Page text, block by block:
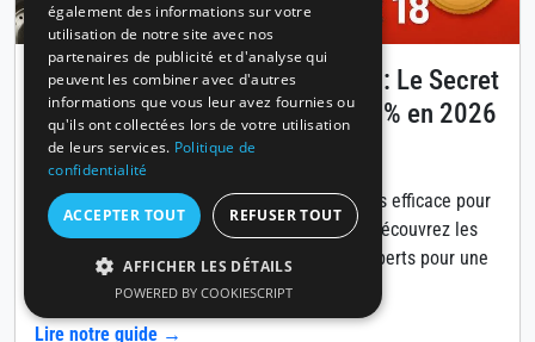
Isolation des combles à Annecy : Le Secret
pour Réduire Vos Factures de 30% en 2026
Publié le 14 avril 2026
L'isolation des combles est la solution la plus efficace pour
diminuer vos coûts énergétiques à Annecy. Découvrez les
matériaux, aides financières et conseils d'experts pour une
rénovation réussie.
Lire notre guide →
également des informations sur votre
utilisation de notre site avec nos
partenaires de publicité et d'analyse qui
peuvent les combiner avec d'autres
informations que vous leur avez fournies ou
qu'ils ont collectées lors de votre utilisation
de leurs services. Politique de
confidentialité
ACCEPTER TOUT REFUSER TOUT
AFFICHER LES DÉTAILS
POWERED BY COOKIESCRIPT